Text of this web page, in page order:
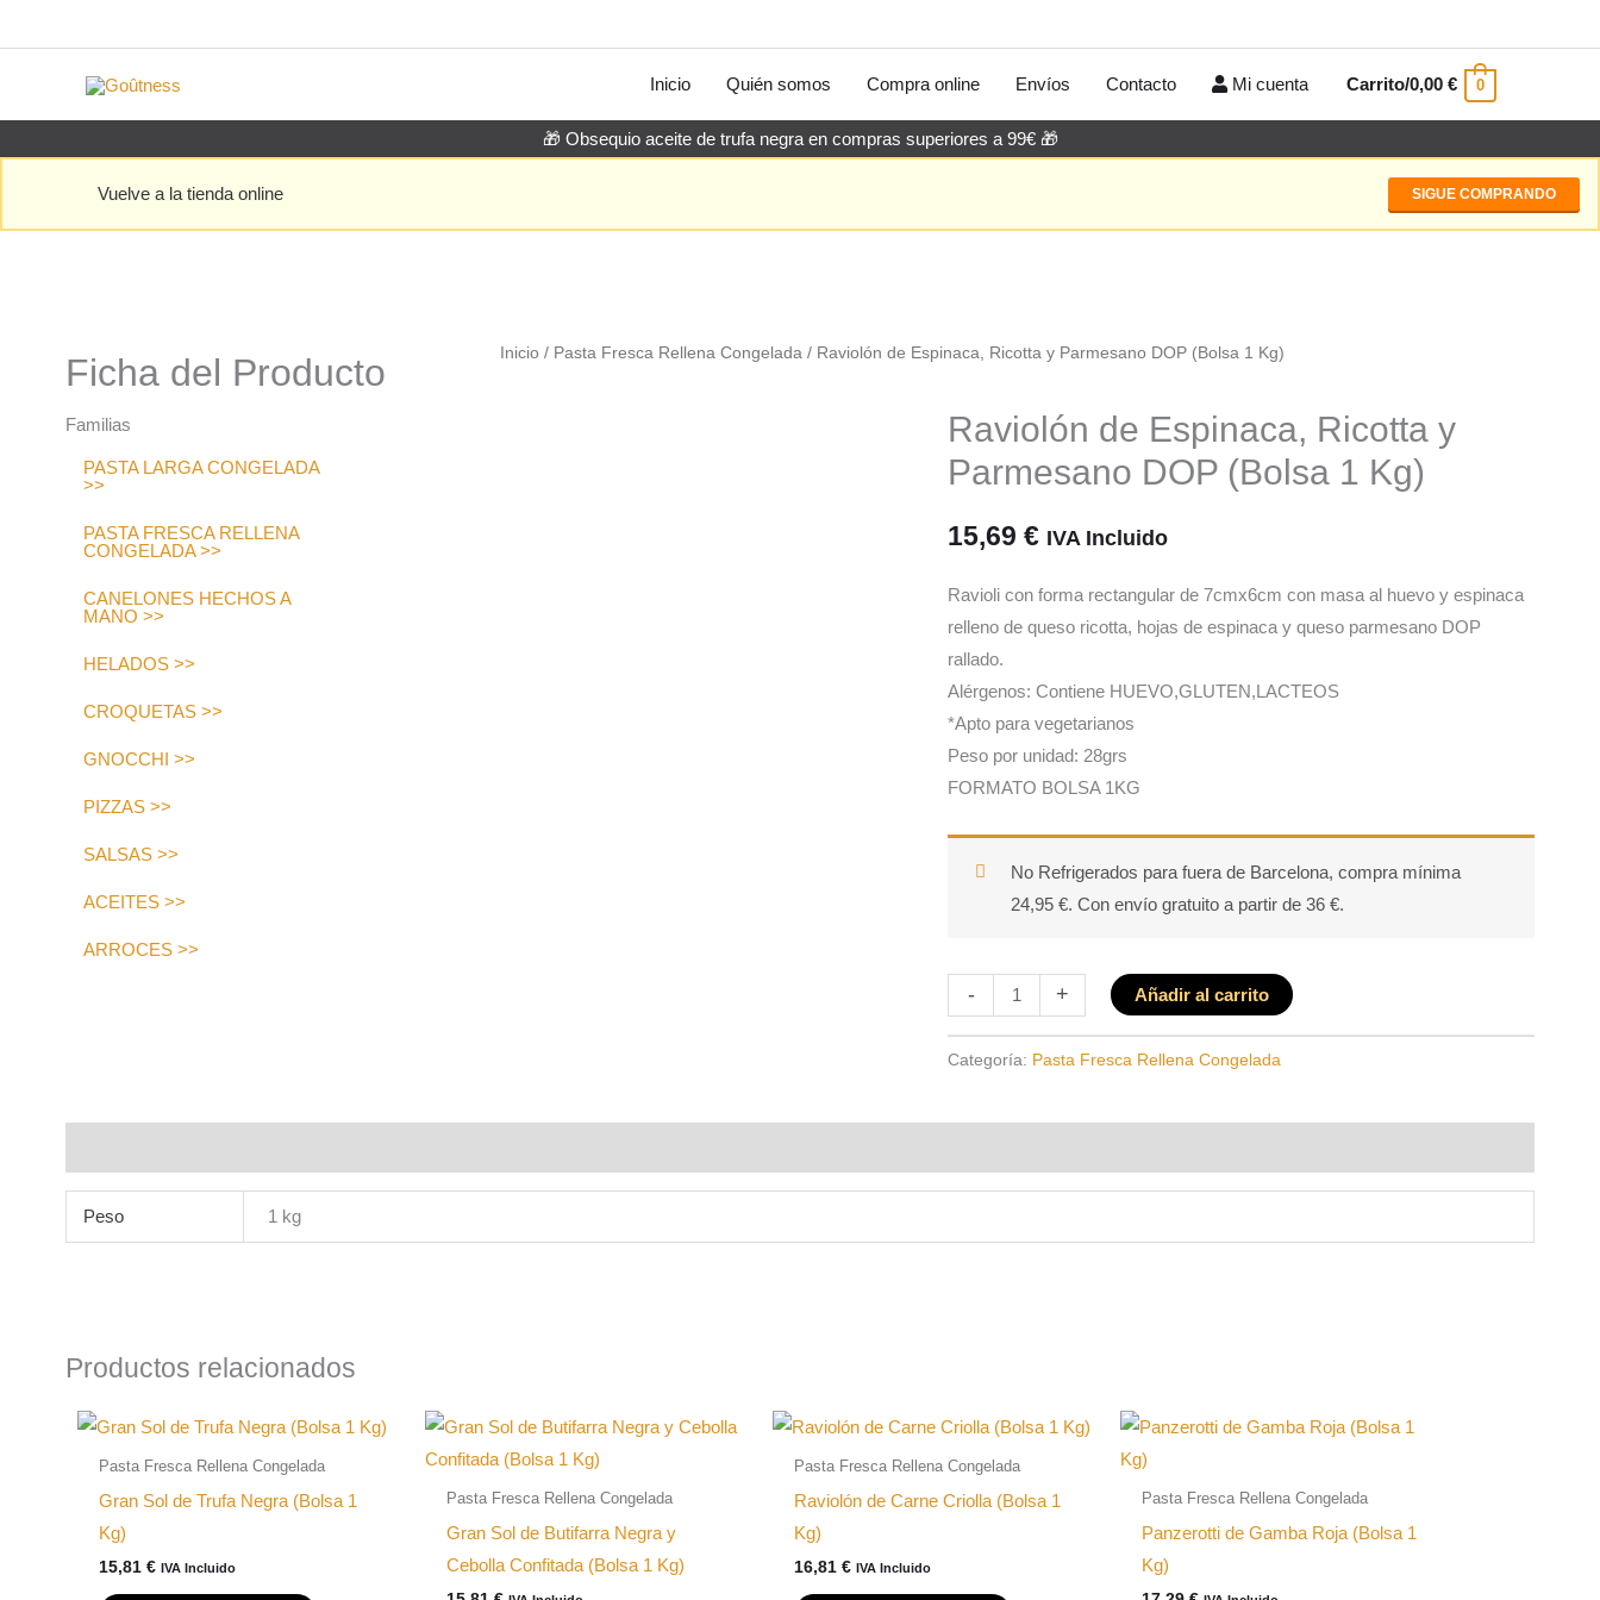
al
Inicio Quién somos Compra online Envíos Contacto Mi cuenta Carrito/0,00 € 0
🎁 Obsequio aceite de trufa negra en compras superiores a 99€ 🎁
Vuelve a la tienda online SIGUE COMPRANDO
Ficha del Producto Inicio / Pasta Fresca Rellena Congelada / Raviolón de Espinaca, Ricotta y Parmesano DOP (Bolsa 1 Kg)
Familias
PASTA LARGA CONGELADA
>>
PASTA FRESCA RELLENA
CONGELADA >>
CANELONES HECHOS A
MANO >>
HELADOS >>
CROQUETAS >>
GNOCCHI >>
PIZZAS >>
SALSAS >>
ACEITES >>
ARROCES >>
Raviolón de Espinaca, Ricotta y
Parmesano DOP (Bolsa 1 Kg)
15,69€ IVA Incluido
Ravioli con forma rectangular de 7cmx6cm con masa al huevo y espinaca
relleno de queso ricotta, hojas de espinaca y queso parmesano DOP
rallado.
Alérgenos: Contiene HUEVO,GLUTEN,LACTEOS
*Apto para vegetarianos
Peso por unidad: 28grs
FORMATO BOLSA 1KG
No Refrigerados para fuera de Barcelona, compra mínima
24,95 €. Con envío gratuito a partir de 36 €.
-
Raviolón
de
Espinaca,
1
+ Añadir al carrito
Categoría: Pasta Fresca Rellena Congelada
Peso 1 kg
Productos relacionados
Pasta Fresca Rellena Congelada
Gran Sol de Trufa Negra (Bolsa 1
Kg)
15,81 € IVA Incluido
Pasta Fresca Rellena Congelada
Gran Sol de Butifarra Negra y
Cebolla Confitada (Bolsa 1 Kg)
Pasta Fresca Rellena Congelada
Raviolón de Carne Criolla (Bolsa 1
Kg)
16,81€ IVA Incluido
Pasta Fresca Rellena Congelada
Panzerotti de Gamba Roja (Bolsa 1
Kg)